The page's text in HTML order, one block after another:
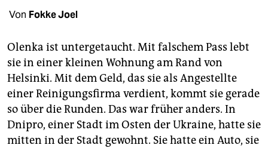
shop
unterstützen
abo
genossenschaft
epaper login
Von Fokke Joel
Olenka ist untergetaucht. Mit falschem Pass lebt
sie in einer kleinen Wohnung am Rand von
Helsinki. Mit dem Geld, das sie als Angestellte
einer Reinigungsfirma verdient, kommt sie gerade
so über die Runden. Das war früher anders. In
Dnipro, einer Stadt im Osten der Ukraine, hatte sie
mitten in der Stadt gewohnt. Sie hatte ein Auto, sie